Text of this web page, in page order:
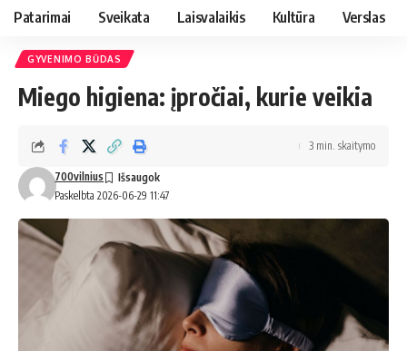
Resizer
Patarimai Sveikata Laisvalaikis Kultūra Verslas
GYVENIMO BŪDAS
Miego higiena: įpročiai, kurie veikia
Paskelbta 2026-06-29 11:47
700vilnius
3 min. skaitymo